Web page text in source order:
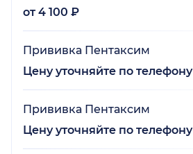
от 4 100 ₽
Прививка Пентаксим
Цену уточняйте по телефону
Прививка Пентаксим
Цену уточняйте по телефону